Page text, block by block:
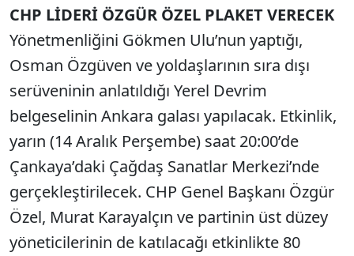
Sesi Aç
CHP LİDERİ ÖZGÜR ÖZEL PLAKET VERECEK
Yönetmenliğini Gökmen Ulu’nun yaptığı,
Osman Özgüven ve yoldaşlarının sıra dışı
serüveninin anlatıldığı Yerel Devrim
belgeselinin Ankara galası yapılacak. Etkinlik,
yarın (14 Aralık Perşembe) saat 20:00’de
Çankaya’daki Çağdaş Sanatlar Merkezi’nde
gerçekleştirilecek. CHP Genel Başkanı Özgür
Özel, Murat Karayalçın ve partinin üst düzey
yöneticilerinin de katılacağı etkinlikte 80